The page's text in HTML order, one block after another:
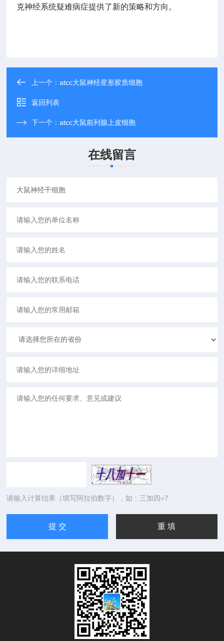
克神经系统疑难病症提供了新的策略和方向。
上一个：atcc大鼠神经星形胶质细胞
返回列表
下一个：atcc大鼠前列腺上皮细胞
在线留言
请输入计算结果（填写阿拉伯数字），如：三加四=7